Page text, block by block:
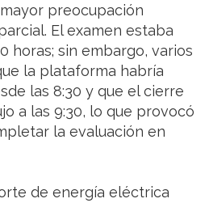
preocupación
El examen estaba
horas; sin embargo, varios
la plataforma habría
las 8:30 y que el cierre
a las 9:30, lo que provocó
la evaluación en
de energía eléctrica